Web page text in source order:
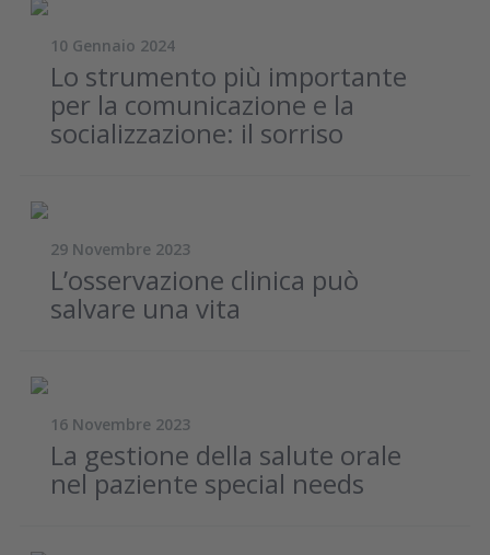
10 Gennaio 2024
Lo strumento più importante
per la comunicazione e la
socializzazione: il sorriso
29 Novembre 2023
L’osservazione clinica può
salvare una vita
16 Novembre 2023
La gestione della salute orale
nel paziente special needs